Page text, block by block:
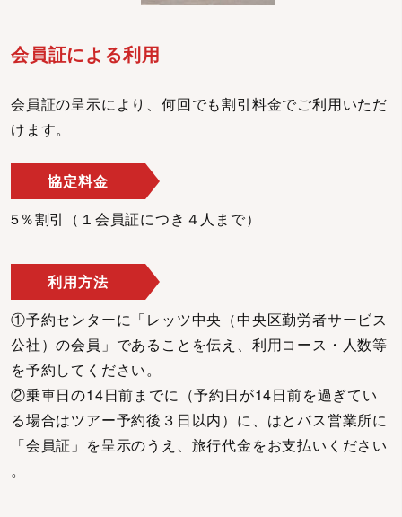
会員証による利用
会員証の呈示により、何回でも割引料金でご利用いただ
けます。
協定料金
5％割引（１会員証につき４人まで）
利用方法
①予約センターに「レッツ中央（中央区勤労者サービス
公社）の会員」であることを伝え、利用コース・人数等
を予約してください。
②乗車日の14日前までに（予約日が14日前を過ぎてい
る場合はツアー予約後３日以内）に、はとバス営業所に
「会員証」を呈示のうえ、旅行代金をお支払いください
。